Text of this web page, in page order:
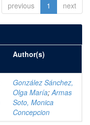
previous 1 next
Author(s)
González Sánchez,
Olga María;Armas
Soto, Monica
Concepcion